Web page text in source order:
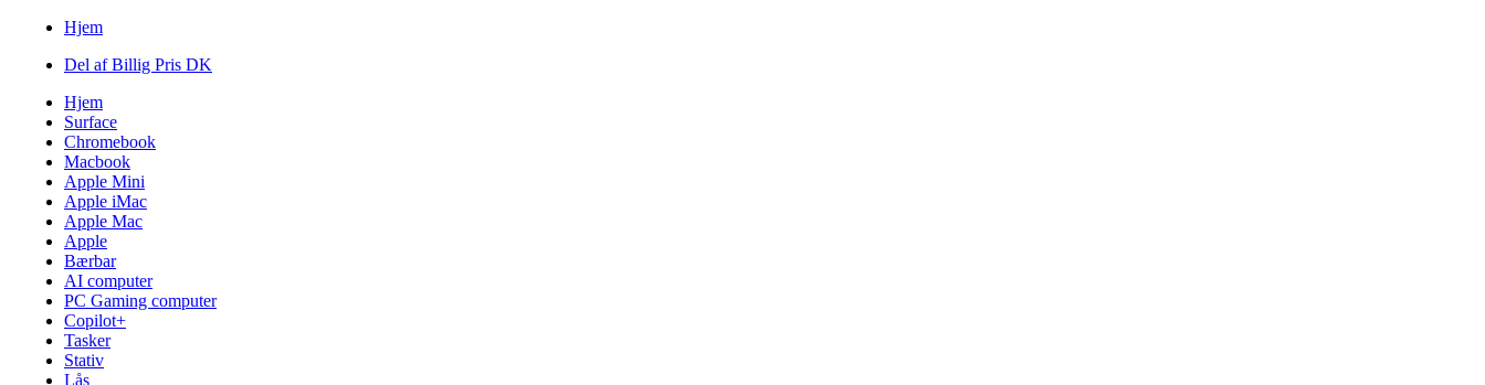
Hjem
Del af Billig Pris DK
Hjem
Surface
Chromebook
Macbook
Apple Mini
Apple iMac
Apple Mac
Apple
Bærbar
AI computer
PC Gaming computer
Copilot+
Tasker
Stativ
Lås